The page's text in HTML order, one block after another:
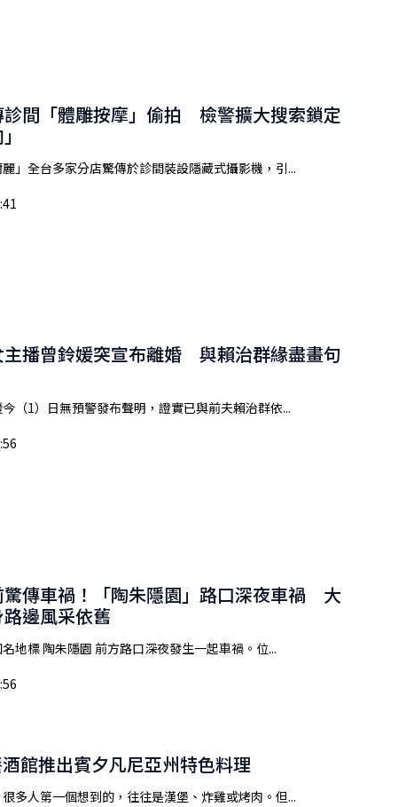
診間「體雕按摩」偷拍 檢警擴大搜索鎖定
」全台多家分店驚傳於診間裝設隱藏式攝影機，引...
主播曾鈴媛突宣布離婚 與賴治群緣盡畫句
（1）日無預警發布聲明，證實已與前夫賴治群依...
驚傳車禍！「陶朱隱園」路口深夜車禍 大
邊風采依舊
地標 陶朱隱園 前方路口深夜發生一起車禍。位...
館推出賓夕凡尼亞州特色料理
多人第一個想到的，往往是漢堡、炸雞或烤肉。但...